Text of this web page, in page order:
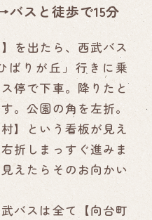
スと徒歩で15分
を出たら、西武バス
ばりが丘」行きに乗
停で下車。降りたと
。公園の角を左折。
】という看板が見え
折しまっすぐ進みま
えたらそのお向かい
バスは全て【向台町